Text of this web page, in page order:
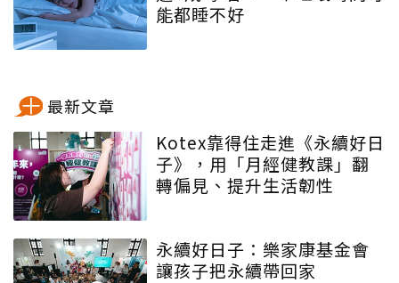
能都睡不好
最新文章
Kotex靠得住走進《永續好日
子》，用「月經健教課」翻
轉偏見、提升生活韌性
永續好日子：樂家康基金會
讓孩子把永續帶回家